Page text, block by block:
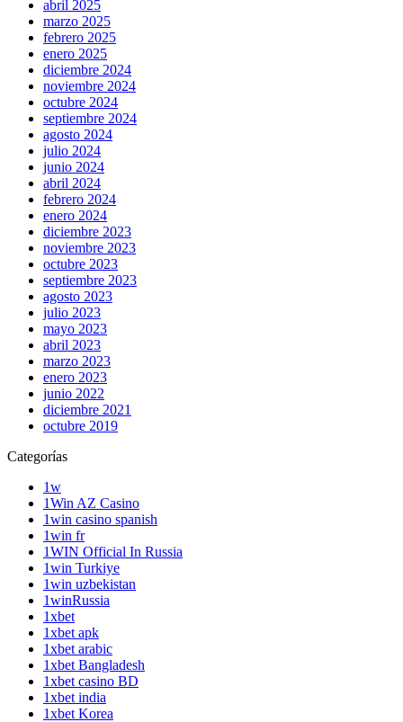
abril 2025
marzo 2025
febrero 2025
enero 2025
diciembre 2024
noviembre 2024
octubre 2024
septiembre 2024
agosto 2024
julio 2024
junio 2024
abril 2024
febrero 2024
enero 2024
diciembre 2023
noviembre 2023
octubre 2023
septiembre 2023
agosto 2023
julio 2023
mayo 2023
abril 2023
marzo 2023
enero 2023
junio 2022
diciembre 2021
octubre 2019
Categorías
1w
1Win AZ Casino
1win casino spanish
1win fr
1WIN Official In Russia
1win Turkiye
1win uzbekistan
1winRussia
1xbet
1xbet apk
1xbet arabic
1xbet Bangladesh
1xbet casino BD
1xbet india
1xbet Korea